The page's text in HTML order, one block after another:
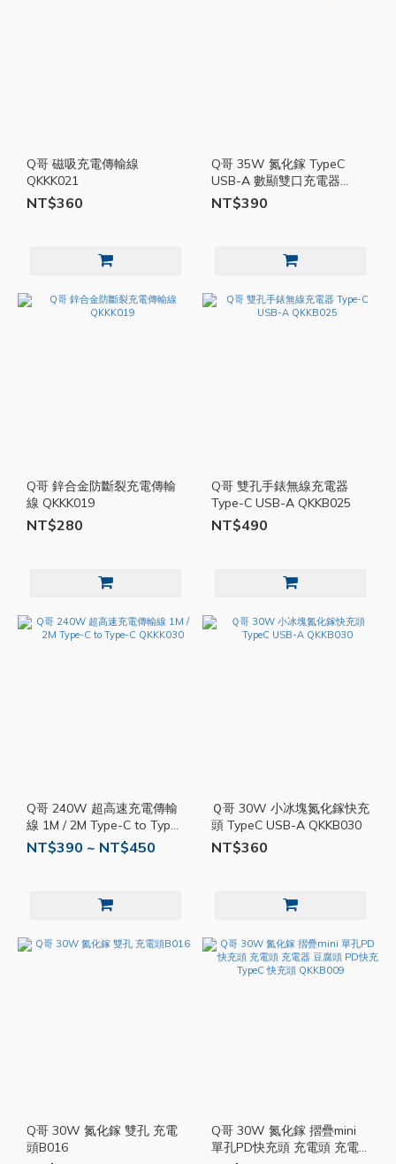
Q哥 磁吸充電傳輸線
QKKK021
NT$360
Q哥 35W 氮化鎵 TypeC
USB-A 數顯雙口充電器
QKKB024
NT$390
Q哥 鋅合金防斷裂充電傳輸
線 QKKK019
NT$280
Q哥 雙孔手錶無線充電器
Type-C USB-A QKKB025
NT$490
Q哥 240W 超高速充電傳輸
線 1M / 2M Type-C to Type-
C QKKK030
NT$390 ~ NT$450
Ｑ哥 30W 小冰塊氮化鎵快充
頭 TypeC USB-A QKKB030
NT$360
Q哥 30W 氮化鎵 雙孔 充電
頭B016
Q哥 30W 氮化鎵 摺疊mini
單孔PD快充頭 充電頭 充電